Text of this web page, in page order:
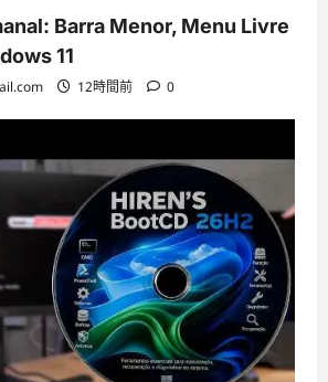
Barra Menor, Menu Livre
11
12時間前 0